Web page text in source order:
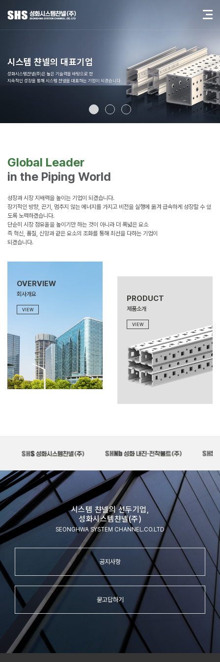
시스템 챤넬의 대표기업
성화시스템챤넬(주)은 높은 기술력을 바탕으로 한
지속적인 성장을 통해 시스템 챤넬을 대표하는 기업이 되겠습니다.
Global Leader
in the Piping World
성장과 시장 지배력을 높이는 기업이 되겠습니다.
장기적인 방향, 끈기, 멈추지 않는 에너지를 가지고 비전을 실행에 옮겨 급속하게 성장할 수 있
도록 노력하겠습니다.
단순히 시장 점유율을 높이기만 하는 것이 아니라 더 폭넓은 요소
즉 혁신, 품질, 신망과 같은 요소의 조화를 통해 최선을 다하는 기업이
되겠습니다.
OVERVIEW
회사개요
VIEW
PRODUCT
제품소개
VIEW
시스템 챤넬의 선두기업,
성화시스템챤넬(주)
SEONGHWA SYSTEM CHANNEL.CO.LTD
공지사항
묻고답하기